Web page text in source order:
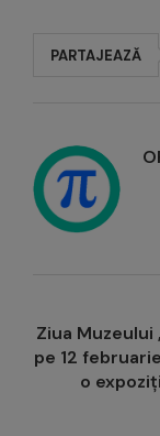
PARTAJEAZĂ
Ziua Muzeului
pe 12
o